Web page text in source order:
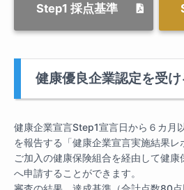
Step1 採点基準
健康優良企業認定を受け
健康企業宣言Step1宣言日から６カ月
を報告する「健康企業宣言実施結果
ご加入の健康保険組合を経由して健
へ申請することができます。